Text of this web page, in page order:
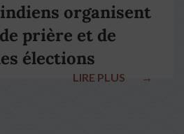
organisent
prière et de
élections
LIRE PLUS →